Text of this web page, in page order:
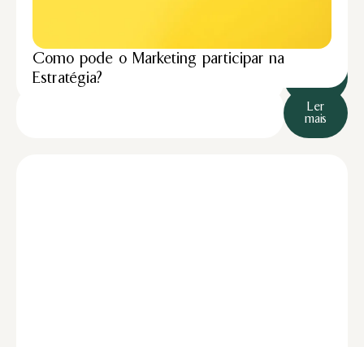
Liderança Estratégica do Marketing
Como pode o Marketing participar na
Estratégia?
Ler
mais